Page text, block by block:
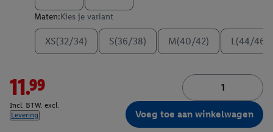
Maten:Kies je variant
XS(32/34) S(36/38) M(40/42) L(44/46)
11.99
Incl. BTW. excl.
Levering
Voeg toe aan winkelwagen